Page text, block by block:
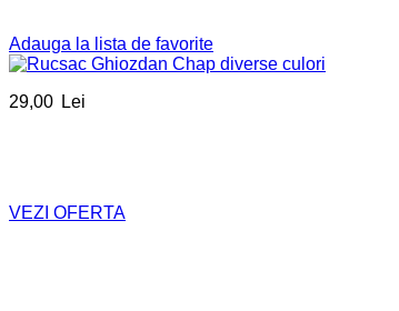
Adauga la lista de favorite
29,00 Lei
VEZI OFERTA